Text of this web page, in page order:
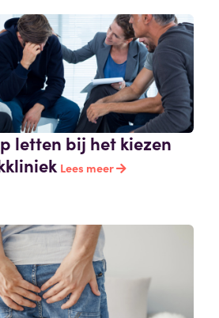
letten bij het kiezen
Lees meer